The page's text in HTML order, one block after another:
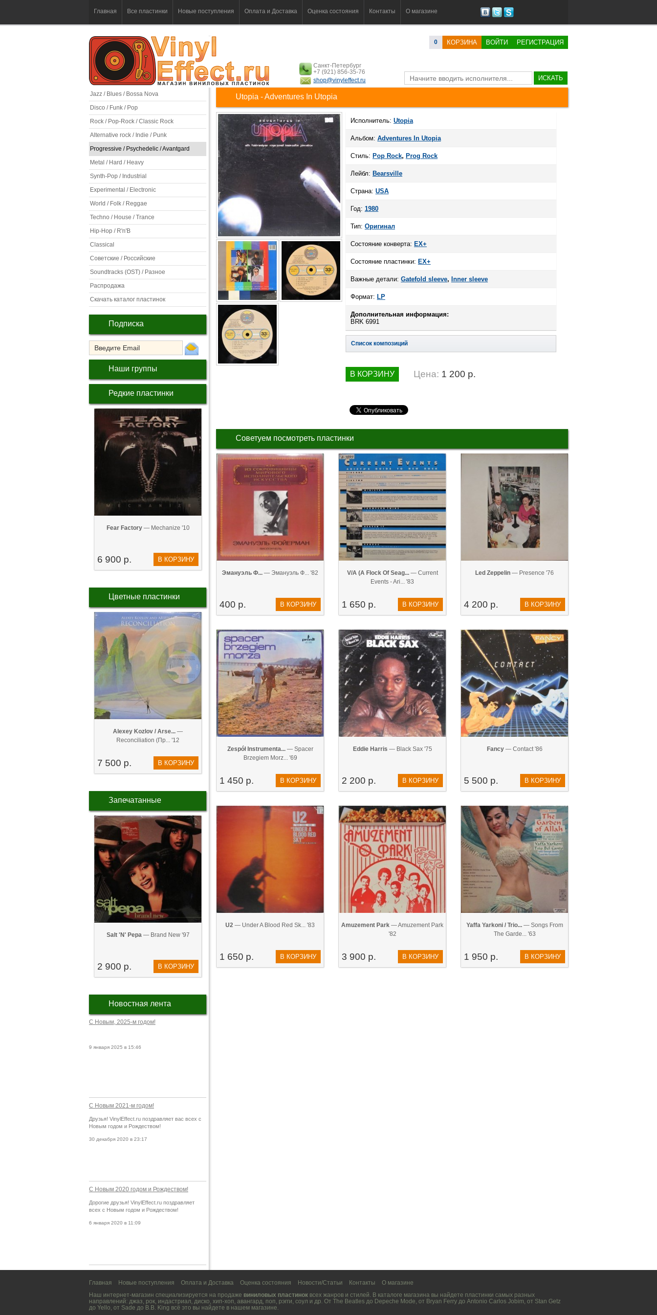
Главная Все пластинки Новые поступления Оплата и Доставка Оценка состояния Контакты О магазине
0 КОРЗИНА ВОЙТИ РЕГИСТРАЦИЯ
Санкт-Петербург
+7 (921) 856-35-76
shop@vinyleffect.ru
ИСКАТЬ
Jazz / Blues / Bossa Nova
Disco / Funk / Pop
Rock / Pop-Rock / Classic Rock
Alternative rock / Indie / Punk
Progressive / Psychedelic / Avantgard
Metal / Hard / Heavy
Synth-Pop / Industrial
Experimental / Electronic
World / Folk / Reggae
Techno / House / Trance
Hip-Hop / R'n'B
Classical
Советские / Российские
Soundtracks (OST) / Разное
Распродажа
Скачать каталог пластинок
Подписка
Наши группы
Редкие пластинки
Fear Factory— Mechanize '10
6 900 р. В КОРЗИНУ
Цветные пластинки
Alexey Kozlov / Arse... —
Reconciliation (Пр... '12
7 500 р. В КОРЗИНУ
Запечатанные
Salt 'N' Pepa— Brand New '97
2 900 р. В КОРЗИНУ
Новостная лента
С Новым, 2025-м годом!
9 января 2025 в 15:46
С Новым 2021-м годом!
Друзья! VinylEffect.ru поздравляет вас всех с
Новым годом и Рождеством!
30 декабря 2020 в 23:17
С Новым 2020 годом и Рождеством!
Дорогие друзья! VinylEffect.ru поздравляет
всех с Новым годом и Рождеством!
6 января 2020 в 11:09
Utopia - Adventures In Utopia
Исполнитель: Utopia
Альбом: Adventures In Utopia
Стиль: Pop Rock, Prog Rock
Лейбл: Bearsville
Страна: USA
Год: 1980
Тип: Оригинал
Состояние конверта: EX+
Состояние пластинки: EX+
Важные детали: Gatefold sleeve, Inner sleeve
Формат: LP
Дополнительная информация:
BRK 6991
Список композиций
В КОРЗИНУ Цена: 1 200 р.
Советуем посмотреть пластинки
Эмануэль Ф... — Эмануэль Ф... '82
400 р. В КОРЗИНУ
V/A (A Flock Of Seag...— Current
Events - Ari... '83
1 650 р. В КОРЗИНУ
Led Zeppelin — Presence '76
4 200 р. В КОРЗИНУ
Zespół Instrumenta...— Spacer
Brzegiem Morz... '69
1 450 р. В КОРЗИНУ
Eddie Harris — Black Sax '75
2 200 р. В КОРЗИНУ
Fancy— Contact '86
5 500 р. В КОРЗИНУ
U2 — Under A Blood Red Sk... '83
1 650 р. В КОРЗИНУ
Amuzement Park — Amuzement Park
'82
3 900 р. В КОРЗИНУ
Yaffa Yarkoni / Trio...— Songs From
The Garde... '63
1 950 р. В КОРЗИНУ
Главная Новые поступления Оплата и Доставка Оценка состояния Новости/Статьи Контакты
О магазине
Наш интернет-магазин специализируется на продаже виниловых пластинок всех жанров и стилей. В каталоге магазина вы найдете пластинки самых разных
направлений: джаз, рок, индастриал, диско, хип-хоп, авангард, поп, рэгги, соул и др. От The Beatles до Depeche Mode, от Bryan Ferry до Antonio Carlos Jobim, от Stan Getz
до Yello, от Sade до B.B. King всё это вы найдете в нашем магазине.